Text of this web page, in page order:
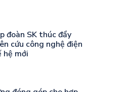
đoàn SK thúc đẩy
cứu công nghệ điện
hệ mới